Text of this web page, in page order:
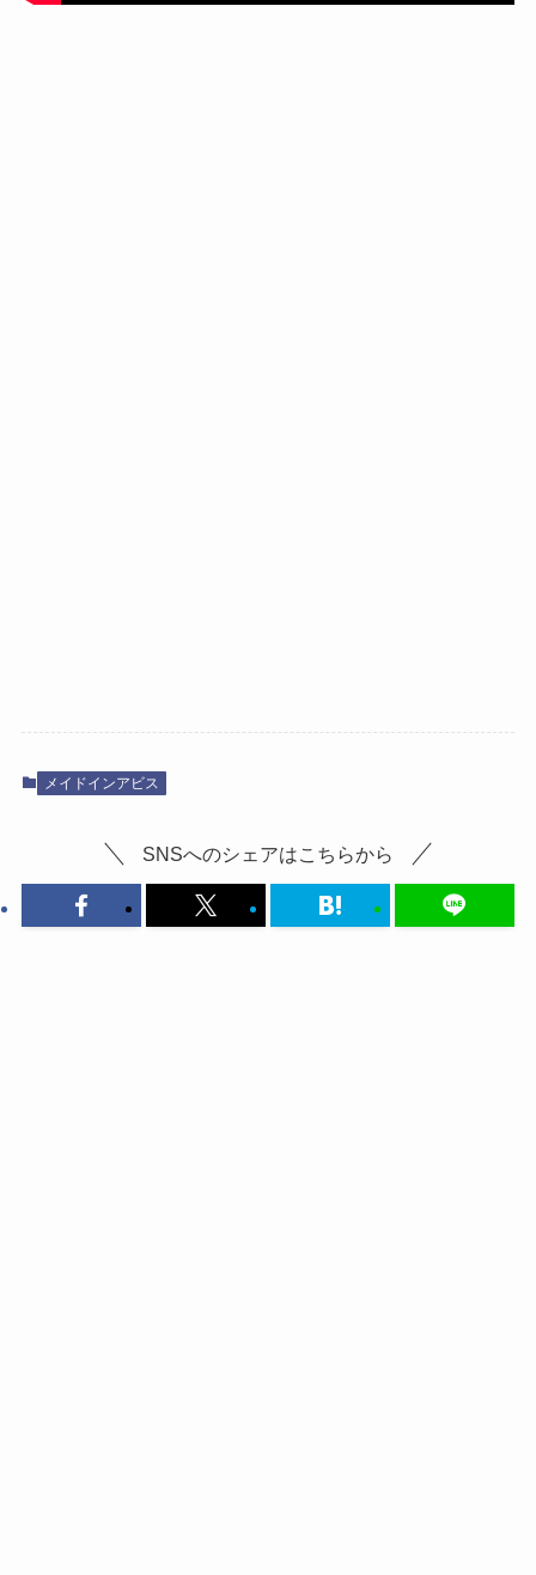
メイドインアビス
SNSへのシェアはこちらから